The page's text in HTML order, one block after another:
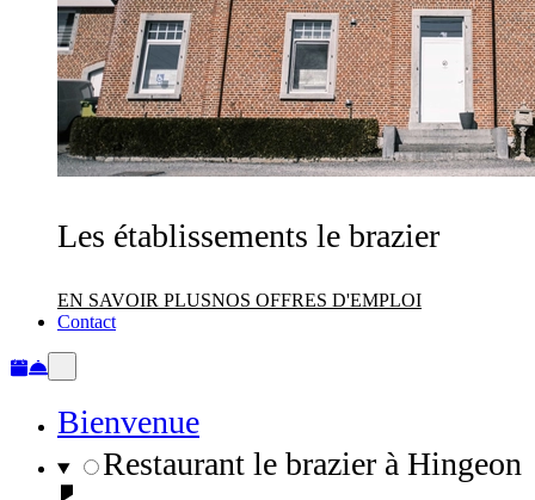
Les établissements le brazier
EN SAVOIR PLUSNOS OFFRES D'EMPLOI
Contact
Bienvenue
Restaurant le brazier à Hingeon